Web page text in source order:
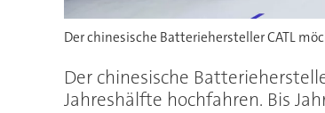
Der chinesische Batteriehersteller CATL
Der chinesische
Jahreshälfte hochfahren. Bis